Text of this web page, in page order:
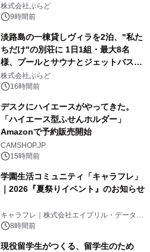
サウナも 「THE BOXY AWAJI」のお
得な素泊まり連泊プランで
株式会社ぷらど
9時間前
淡路島の一棟貸しヴィラを2泊、"私た
ちだけ"の別荘に 1日1組・最大8名
様、プールとサウナとジェットバス付
きで Villa Mon Temps AWAJIの連泊
素泊りプラン
株式会社ぷらど
16時間前
デスクにハイエースがやってきた。
「ハイエース型ふせんホルダー」
Amazonで予約販売開始
CAMSHOP.JP
15時間前
学園生活コミュニティ「キャラフレ」
｜2026『夏祭りイベント』のお知らせ
キャラフレ｜株式会社エイプリル・データ・
デザインズ
8時間前
現役留学生がつくる、留学生のため